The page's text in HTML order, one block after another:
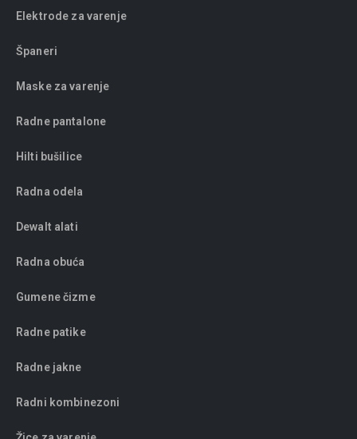
Elektrode za varenje
Španeri
Maske za varenje
Radne pantalone
Hilti bušilice
Radna odela
Dewalt alati
Radna obuća
Gumene čizme
Radne patike
Radne jakne
Radni kombinezoni